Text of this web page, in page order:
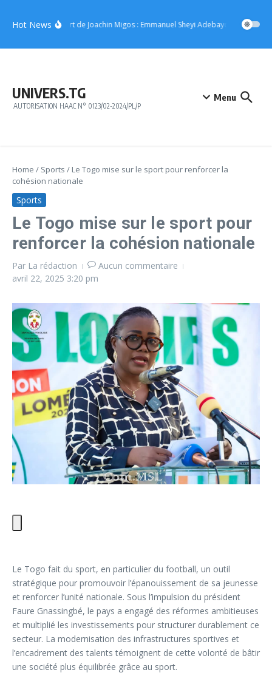
Hot NewsConcert de Joachin Migos : Emmanuel Sheyi Adebayor offre 10
UNIVERS.TG
AUTORISATION HAAC N° 0123/02-2024/PL/P
Menu
Home / Sports / Le Togo mise sur le sport pour renforcer la
cohésion nationale
Sports
Le Togo mise sur le sport pour
renforcer la cohésion nationale
Par La rédaction
Aucun commentaire
avril 22, 2025 3:20 pm
Le Togo fait du sport, en particulier du football, un outil
stratégique pour promouvoir l’épanouissement de sa jeunesse
et renforcer l’unité nationale. Sous l’impulsion du président
Faure Gnassingbé, le pays a engagé des réformes ambitieuses
et multiplié les investissements pour structurer durablement ce
secteur. La modernisation des infrastructures sportives et
l’encadrement des talents témoignent de cette volonté de bâtir
une société plus équilibrée grâce au sport.